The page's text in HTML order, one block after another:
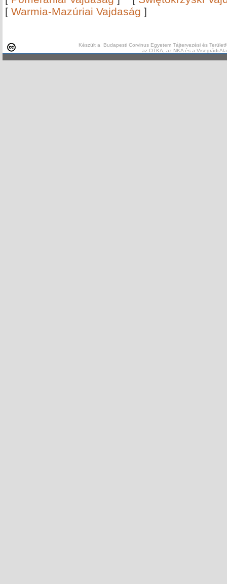
[ Warmia-Mazúriai Vajdaság ]
Készült a Budapesti Corvinus Egyetem Tájtervezési és
az OTKA, az NKA és a Visegrádi